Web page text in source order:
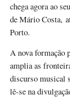
chega agora ao
de Mário Costa,
Porto.
A nova formação
amplia as
discurso musical
lê-se na